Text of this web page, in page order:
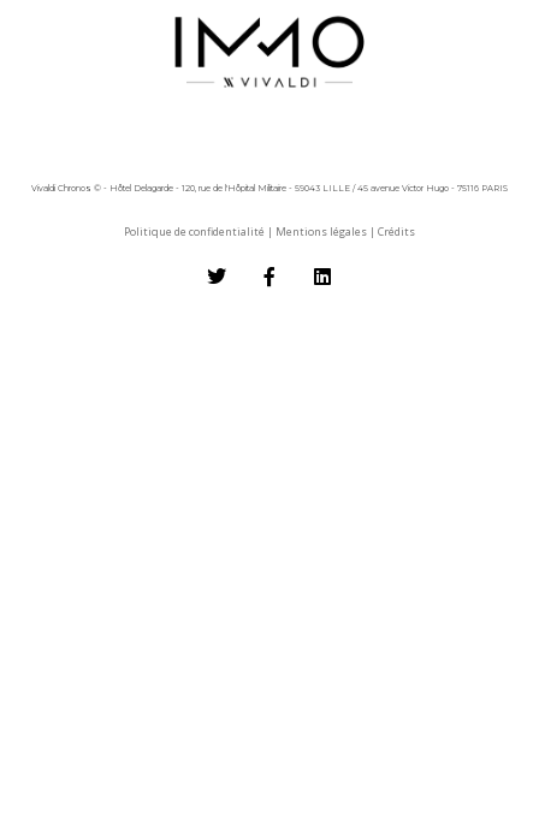
Vivaldi Chronos © - Hôtel Delagarde - 120, rue de l'Hôpital Militaire - 59043 LILLE / 45 avenue Victor Hugo - 75116 PARIS
Politique de confidentialité | Mentions légales | Crédits